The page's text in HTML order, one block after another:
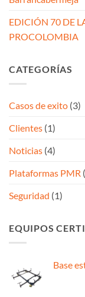
EDICIÓN 70 DE
PROCOLOMBIA
CATEGORÍAS
Casos de exito (3)
Clientes (1)
Noticias (4)
Plataformas PMR
Seguridad (1)
EQUIPOS
Base